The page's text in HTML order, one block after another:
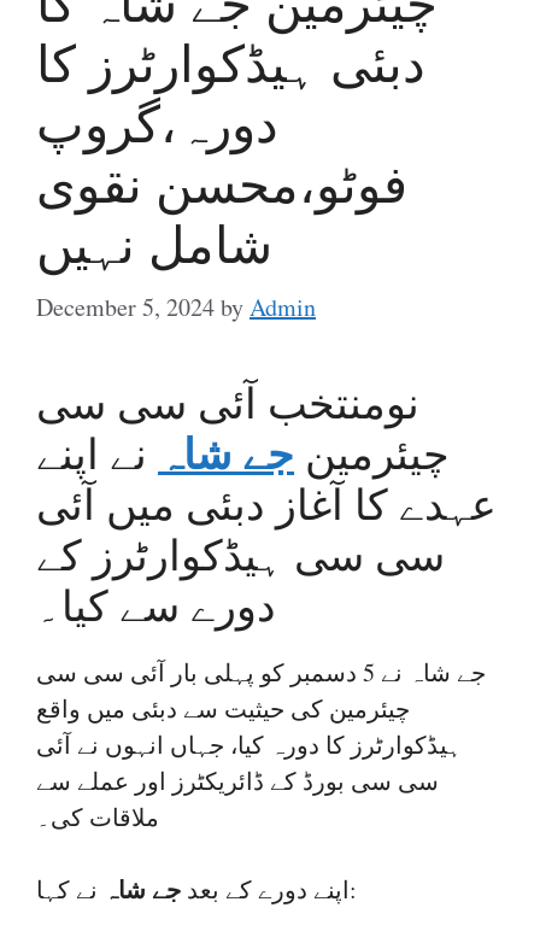
دبئی ہیڈکوارٹرز کا
دورہ،گروپ
فوٹو،محسن نقوی
شامل نہیں
December 5, 2024byAdmin
نومنتخب آئی سی سی
چیئرمین جے شاہ نے اپنے
عہدے کا آغاز دبئی میں آئی
سی سی ہیڈکوارٹرز کے
دورے سے کیا۔
جے شاہ نے 5 دسمبر کو پہلی بار آئی سی سی
چیئرمین کی حیثیت سے دبئی میں واقع
ہیڈکوارٹرز کا دورہ کیا، جہاں انہوں نے آئی
سی سی بورڈ کے ڈائریکٹرز اور عملے سے
ملاقات کی۔
اپنے دورے کے بعد جے شاہ نے کہا: